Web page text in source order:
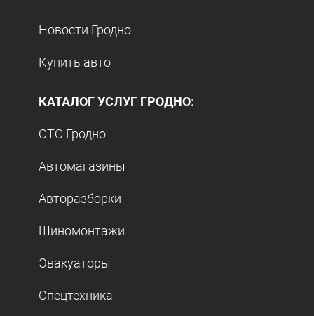
Новости Гродно
Купить авто
КАТАЛОГ УСЛУГ ГРОДНО:
СТО Гродно
Автомагазины
Авторазборки
Шиномонтажи
Эвакуаторы
Спецтехника